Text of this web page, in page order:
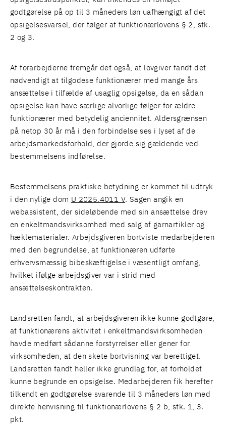
godtgørelse på op til 3 måneders løn uafhængigt af det
opsigelsesvarsel, der følger af funktionærlovens § 2, stk.
2 og 3.
Af forarbejderne fremgår det også, at lovgiver fandt det
nødvendigt at tilgodese funktionærer med mange års
ansættelse i tilfælde af usaglig opsigelse, da en sådan
opsigelse kan have særlige alvorlige følger for ældre
funktionærer med betydelig anciennitet. Aldersgrænsen
på netop 30 år må i den forbindelse ses i lyset af de
arbejdsmarkedsforhold, der gjorde sig gældende ved
bestemmelsens indførelse.
Bestemmelsens praktiske betydning er kommet til udtryk
i den nylige dom U 2025.4011 V. Sagen angik en
webassistent, der sideløbende med sin ansættelse drev
en enkeltmandsvirksomhed med salg af garnartikler og
hæklematerialer. Arbejdsgiveren bortviste medarbejderen
med den begrundelse, at funktionæren udførte
erhvervsmæssig bibeskæftigelse i væsentligt omfang,
hvilket ifølge arbejdsgiver var i strid med
ansættelseskontrakten.
Landsretten fandt, at arbejdsgiveren ikke kunne godtgøre,
at funktionærens aktivitet i enkeltmandsvirksomheden
havde medført sådanne forstyrrelser eller gener for
virksomheden, at den skete bortvisning var berettiget.
Landsretten fandt heller ikke grundlag for, at forholdet
kunne begrunde en opsigelse. Medarbejderen fik herefter
tilkendt en godtgørelse svarende til 3 måneders løn med
direkte henvisning til funktionærlovens § 2 b, stk. 1, 3.
pkt.